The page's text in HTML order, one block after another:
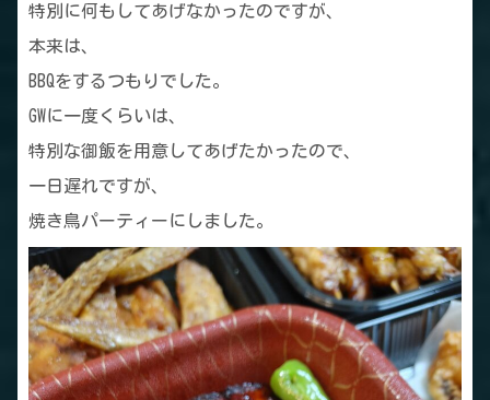
特別に何もしてあげなかったのですが、
本来は、
BBQをするつもりでした。
GWに一度くらいは、
特別な御飯を用意してあげたかったので、
一日遅れですが、
焼き鳥パーティーにしました。